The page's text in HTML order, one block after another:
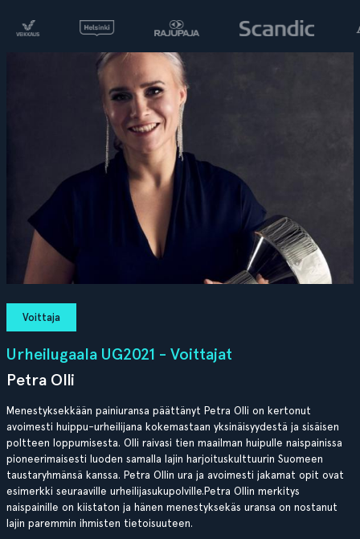
Voittaja
Urheilugaala UG2021 - Voittajat
Petra Olli
Menestyksekkään painiuransa päättänyt Petra Olli on kertonut
avoimesti huippu-urheilijana kokemastaan yksinäisyydestä ja sisäisen
poltteen loppumisesta. Olli raivasi tien maailman huipulle naispainissa
pioneerimaisesti luoden samalla lajin harjoituskulttuurin Suomeen
taustaryhmänsä kanssa. Petra Ollin ura ja avoimesti jakamat opit ovat
esimerkki seuraaville urheilijasukupolville.Petra Ollin merkitys
naispainille on kiistaton ja hänen menestyksekäs uransa on nostanut
lajin paremmin ihmisten tietoisuuteen.